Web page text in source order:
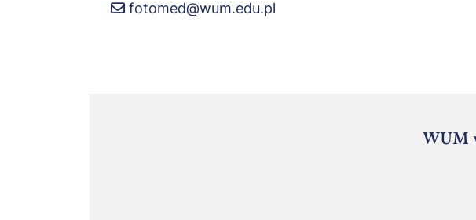
fotomed@wum.edu.pl
WUM